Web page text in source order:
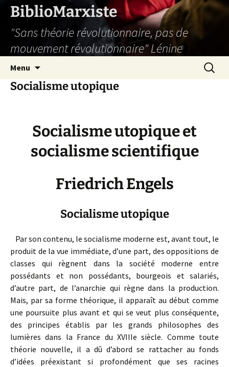
Aller
contenu
BiblioMarxiste
"Sans théorie révolutionnaire, pas de
mouvement révolutionnaire" Lénine
Menu
Socialisme utopique
Socialisme utopique et
socialisme scientifique
Friedrich Engels
Socialisme utopique
Par son contenu, le socialisme moderne est, avant tout, le
produit de la vue immédiate, d’une part, des oppositions de
classes qui règnent dans la société moderne entre
possédants et non possédants, bourgeois et salariés,
d’autre part, de l’anarchie qui règne dans la production.
Mais, par sa forme théorique, il apparaît au début comme
une poursuite plus avant et qui se veut plus conséquente,
des principes établis par les grands philosophes des
lumières dans la France du XVIIIe siècle. Comme toute
théorie nouvelle, il a dû d’abord se rattacher au fonds
d’idées préexistant si profondément que ses racines